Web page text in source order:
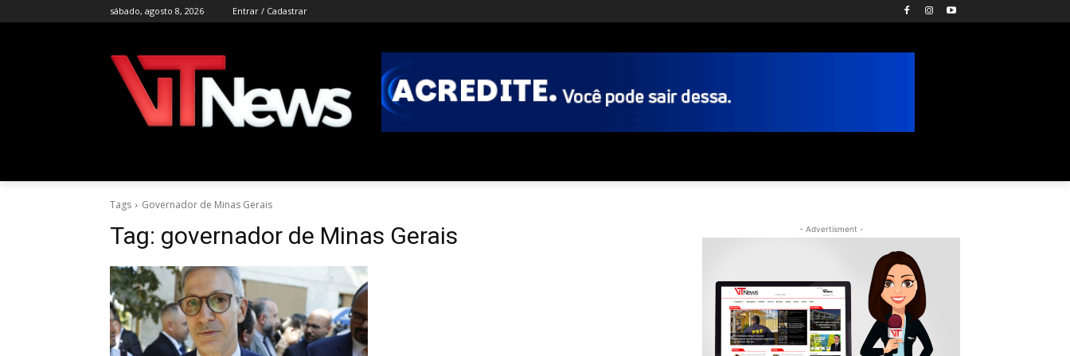
sábado, agosto 8, 2026 Entrar / Cadastrar
Tags Governador de Minas Gerais
Tag: governador de Minas Gerais - Advertisment -